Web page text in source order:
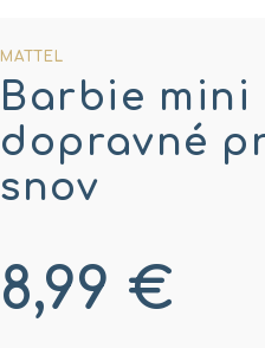
MATTEL
Barbie
dopravné
snov
8,99 €